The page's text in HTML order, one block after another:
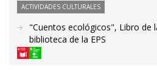
ACTIVIDADES CULTURALES
"Cuentos ecológicos", Libro de
biblioteca de la EPS